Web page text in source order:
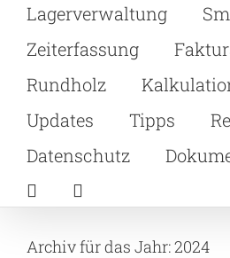
Lagerverwaltung
Zeiterfassung
Rundholz
Updates
Tipps
Datenschutz
Archiv für das Jahr:2024